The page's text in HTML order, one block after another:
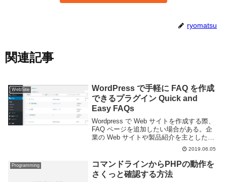
ryomatsu
関連記事
WebSite
WordPress で手軽に FAQ を作成
できるプラグイン Quick and
Easy FAQs
Wordpress で Web サイトを作成する際、
FAQ ページを追加したい場合がある。企
業の Web サイトや製品紹介を主としたペ
ージなどであれば FAQ ページを用意して
おけば顧客の疑問に答えることができて便
利だろう。投稿やページな...
2019.06.05
Programming
コマンドラインからPHPの動作を
さくっと確認する方法